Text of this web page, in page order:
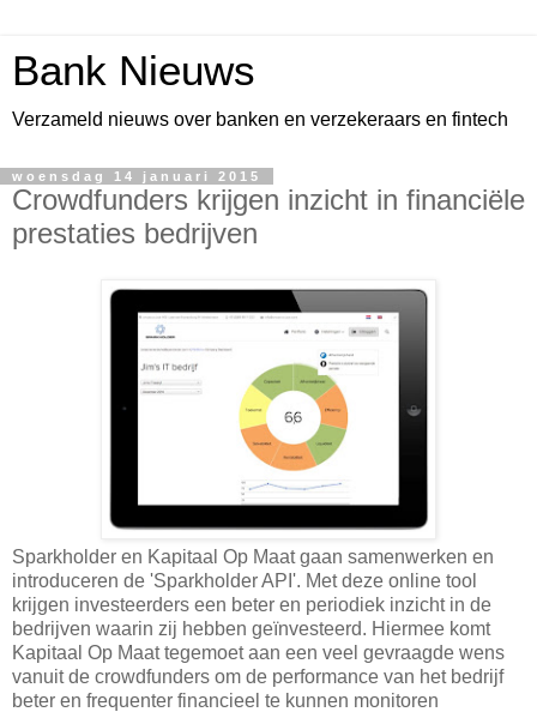
Bank Nieuws
Verzameld nieuws over banken en verzekeraars en fintech
woensdag 14 januari 2015
Crowdfunders krijgen inzicht in financiële
prestaties bedrijven
Sparkholder en Kapitaal Op Maat gaan samenwerken en
introduceren de 'Sparkholder API'. Met deze online tool
krijgen investeerders een beter en periodiek inzicht in de
bedrijven waarin zij hebben geïnvesteerd. Hiermee komt
Kapitaal Op Maat tegemoet aan een veel gevraagde wens
vanuit de crowdfunders om de performance van het bedrijf
beter en frequenter financieel te kunnen monitoren